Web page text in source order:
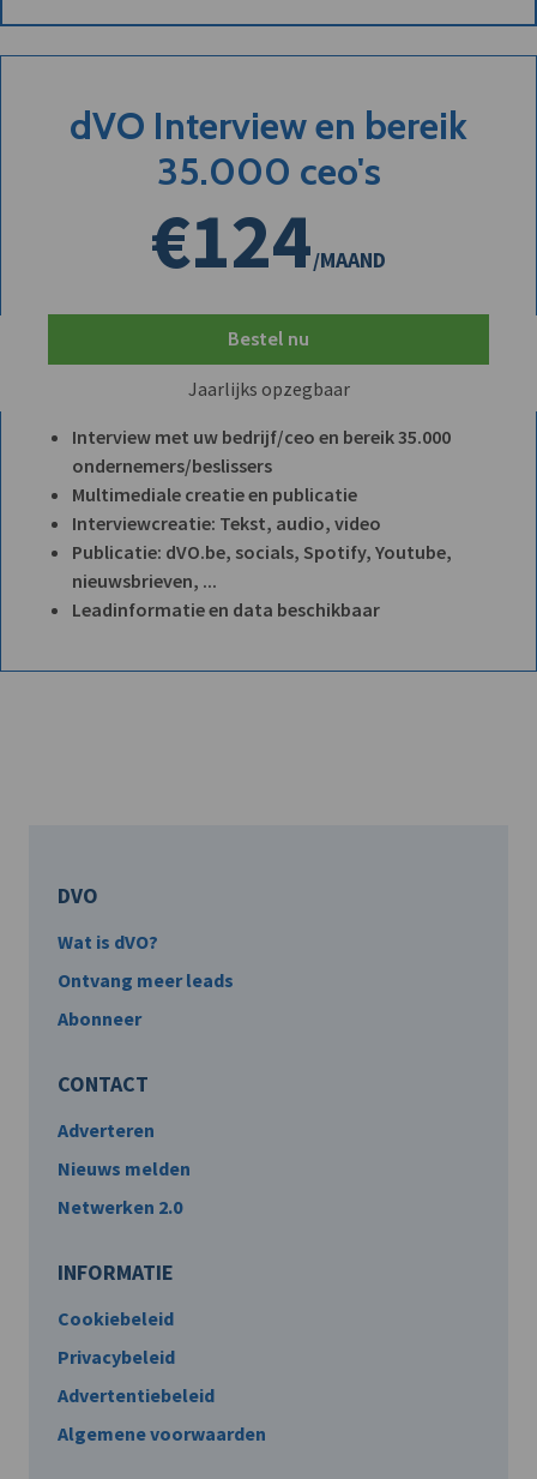
dVO Interview en bereik
35.000 ceo's
€124/MAAND
Bestel nu
Jaarlijks opzegbaar
Interview met uw bedrijf/ceo en bereik 35.000
ondernemers/beslissers
Multimediale creatie en publicatie
Interviewcreatie: Tekst, audio, video
Publicatie: dVO.be, socials, Spotify, Youtube,
nieuwsbrieven, ...
Leadinformatie en data beschikbaar
DVO
Wat is dVO?
Ontvang meer leads
Abonneer
CONTACT
Adverteren
Nieuws melden
Netwerken 2.0
INFORMATIE
Cookiebeleid
Privacybeleid
Advertentiebeleid
Algemene voorwaarden